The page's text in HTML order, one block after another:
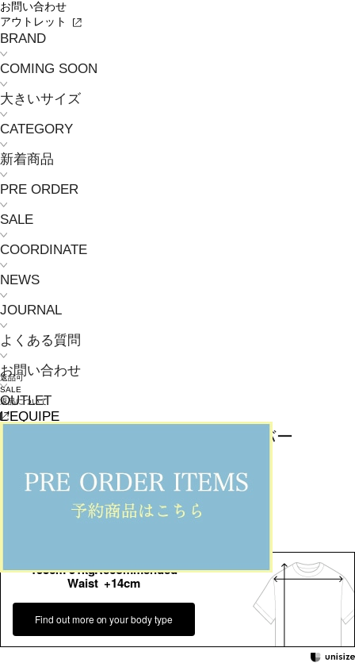
お問い合わせ
アウトレット
BRAND
COMING SOON
大きいサイズ
CATEGORY
新着商品
PRE ORDER
SALE
COORDINATE
NEWS
JOURNAL
よくある質問
お問い合わせ
OUTLET
返品可
SALE
返品について
L'EQUIPE
ウールハイゲージニットプルオーバー
お気に入りアイテム登録数：
158cm 51kgRecommended
Waist +14cm
Find out more on your body type